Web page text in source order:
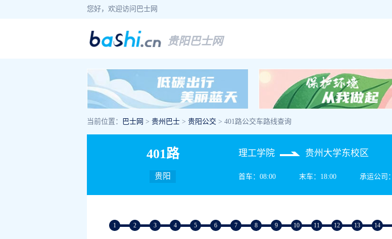
您好，欢迎访问巴士网
贵阳巴士网
当前位置： 巴士网 > 贵州巴士 > 贵阳公交 > 401路公交车路线查询
401路
贵阳
理工学院 贵州大学东校区
首车：08:00 末车：18:00 承运公司：
1 2 3 4 5 6 7 8 9 10 11 12 13 14